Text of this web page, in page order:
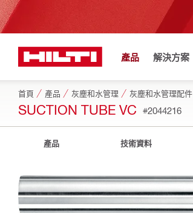
產品 解決方案
首頁 產品 灰塵和水管理 灰塵和水管理配件
SUCTION TUBE VC #2044216
產品 技術資料